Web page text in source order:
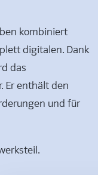
kombiniert
digitalen. Dank
das
Er enthält den
und für